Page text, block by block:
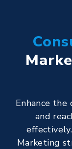
Enhance
and
Marketing